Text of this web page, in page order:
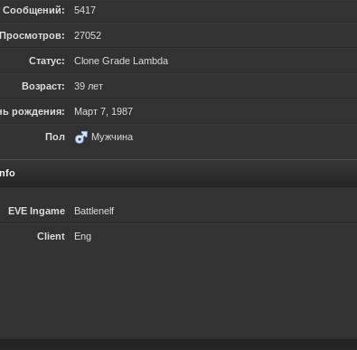
Сообщений: 5417
Просмотров: 27052
Статус: Clone Grade Lambda
Возраст: 39 лет
рождения: Март 7, 1987
Пол Мужчина
EVE Ingame Battlenelf
Client Eng